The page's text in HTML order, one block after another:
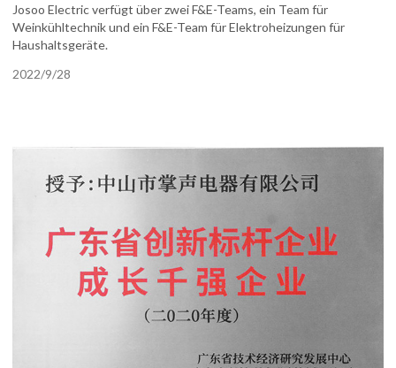
Josoo Electric verfügt über zwei F&E-Teams, ein Team für
Weinkühltechnik und ein F&E-Team für Elektroheizungen für
Haushaltsgeräte.
2022/9/28